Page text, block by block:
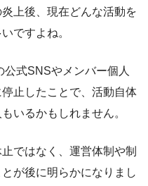
上後、現在どんな活動を
ですよね。
式SNSやメンバー個人
止したことで、活動自体
いるかもしれません。
ではなく、運営体制や制
が後に明らかになりまし